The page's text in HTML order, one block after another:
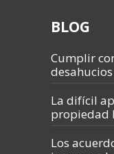
BLOG
Cumplir
La difícil
propiedad
Los